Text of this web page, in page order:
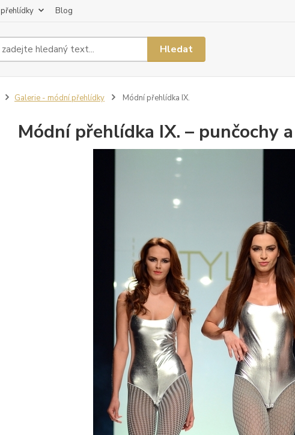
Blog
Hledat
Galerie - módní přehlídky Módní přehlídka IX.
Módní přehlídka IX. – punčochy